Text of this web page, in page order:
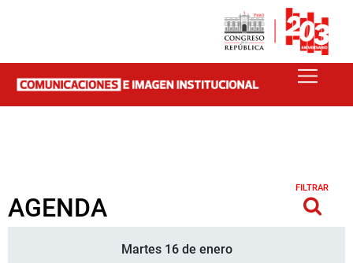
AGENDA
FILTRAR
Martes 16 de enero